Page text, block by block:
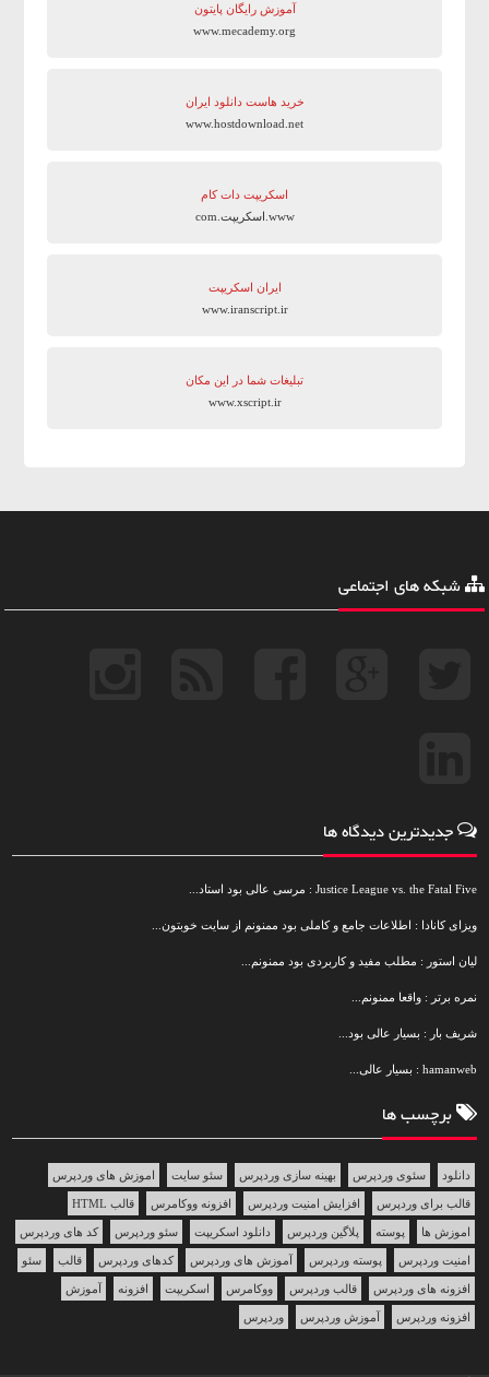
آموزش رایگان پایتون
www.mecademy.org
خرید هاست دانلود ایران
www.hostdownload.net
اسکریپت دات کام
www.اسکریپت.com
ایران اسکریپت
www.iranscript.ir
تبلیغات شما در این مکان
www.xscript.ir
شبکه های اجتماعی
جدیدترین دیدگاه ها
Justice League vs. the Fatal Five : مرسی عالی بود استاد...
ویزای کانادا : اطلاعات جامع و کاملی بود ممنونم از سایت خوبتون...
لیان استور : مطلب مفید و کاربردی بود ممنونم...
نمره برتر : واقعا ممنونم...
شریف بار : بسیار عالی بود...
hamanweb : بسیار عالی...
برچسب ها
دانلود سئوی وردپرس بهینه سازی وردپرس سئو سایت اموزش های وردپرس
قالب برای وردپرس افزایش امنیت وردپرس افزونه ووکامرس قالب HTML
اموزش ها پوسته پلاگین وردپرس دانلود اسکریپت سئو وردپرس کد های وردپرس
امنیت وردپرس پوسته وردپرس آموزش های وردپرس کدهای وردپرس قالب سئو
افزونه های وردپرس قالب وردپرس ووکامرس اسکریپت افزونه آموزش
افزونه وردپرس آموزش وردپرس وردپرس